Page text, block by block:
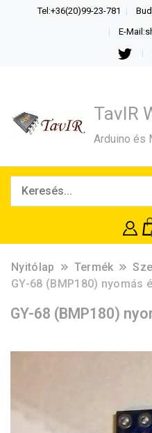
Tel:+36(20)99-23-781
E-
TavIR
Arduino és
Nyitólap Termék
GY-68 (BMP180) nyomás
GY-68 (BMP180)